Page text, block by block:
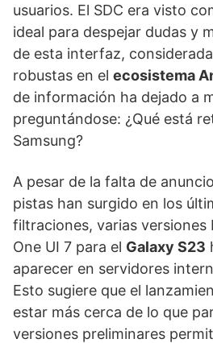
usuarios. El SDC era visto
ideal para despejar dudas y
de esta interfaz,
robustas en el ecosistema
de información ha dejado a
preguntándose: ¿Qué está
Samsung?
A pesar de la falta de
pistas han surgido en los
filtraciones, varias versiones
One UI 7 para el Galaxy S23
aparecer en servidores
Esto sugiere que el
estar más cerca de lo que
versiones preliminares